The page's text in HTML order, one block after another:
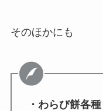
そのほかにも
・わらび餅各